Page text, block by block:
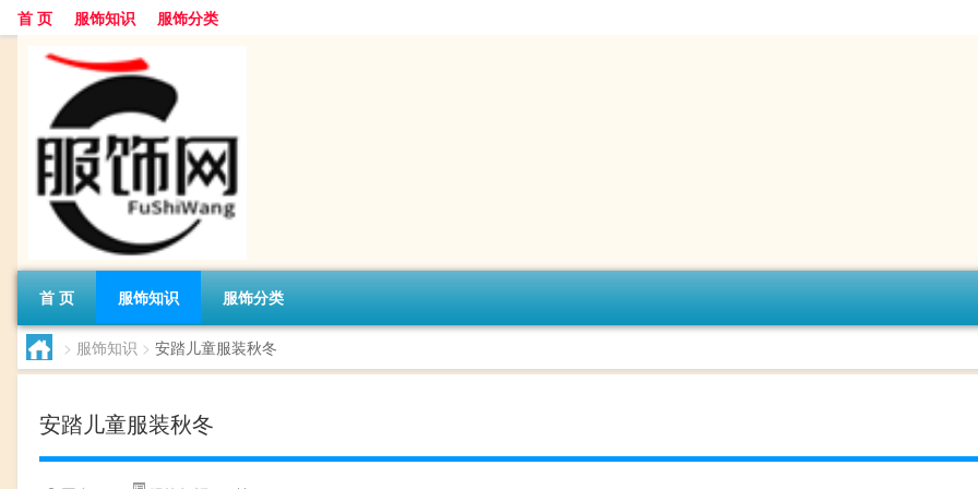
首 页 服饰知识 服饰分类
首 页 服饰知识 服饰分类
> 服饰知识 > 安踏儿童服装秋冬
安踏儿童服装秋冬